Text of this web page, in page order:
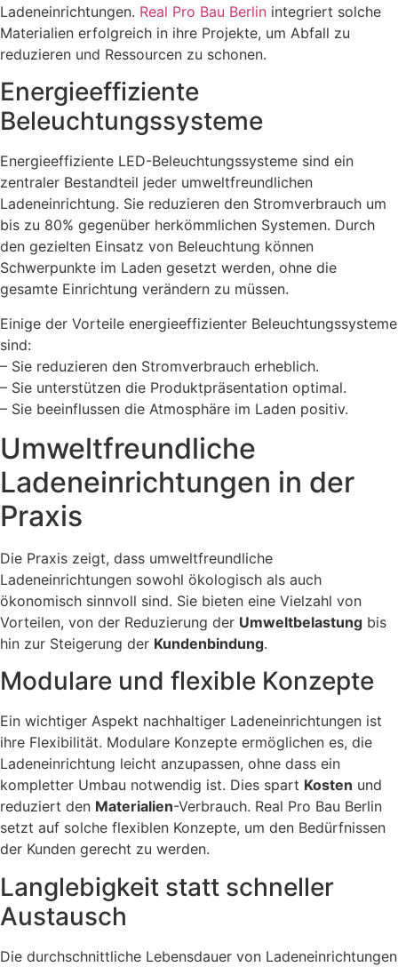
Ladeneinrichtungen. Real Pro Bau Berlin integriert solche
Materialien erfolgreich in ihre Projekte, um Abfall zu
reduzieren und Ressourcen zu schonen.
Energieeffiziente
Beleuchtungssysteme
Energieeffiziente LED-Beleuchtungssysteme sind ein
zentraler Bestandteil jeder umweltfreundlichen
Ladeneinrichtung. Sie reduzieren den Stromverbrauch um
bis zu 80% gegenüber herkömmlichen Systemen. Durch
den gezielten Einsatz von Beleuchtung können
Schwerpunkte im Laden gesetzt werden, ohne die
gesamte Einrichtung verändern zu müssen.
Einige der Vorteile energieeffizienter Beleuchtungssysteme
sind:
– Sie reduzieren den Stromverbrauch erheblich.
– Sie unterstützen die Produktpräsentation optimal.
– Sie beeinflussen die Atmosphäre im Laden positiv.
Umweltfreundliche
Ladeneinrichtungen in der
Praxis
Die Praxis zeigt, dass umweltfreundliche
Ladeneinrichtungen sowohl ökologisch als auch
ökonomisch sinnvoll sind. Sie bieten eine Vielzahl von
Vorteilen, von der Reduzierung der Umweltbelastung bis
hin zur Steigerung der Kundenbindung.
Modulare und flexible Konzepte
Ein wichtiger Aspekt nachhaltiger Ladeneinrichtungen ist
ihre Flexibilität. Modulare Konzepte ermöglichen es, die
Ladeneinrichtung leicht anzupassen, ohne dass ein
kompletter Umbau notwendig ist. Dies spart Kosten und
reduziert den Materialien-Verbrauch. Real Pro Bau Berlin
setzt auf solche flexiblen Konzepte, um den Bedürfnissen
der Kunden gerecht zu werden.
Langlebigkeit statt schneller
Austausch
Die durchschnittliche Lebensdauer von Ladeneinrichtungen